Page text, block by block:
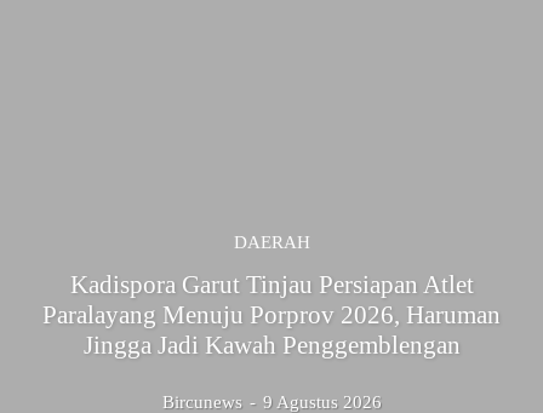
DAERAH
Kadispora Garut Tinjau Persiapan Atlet
Paralayang Menuju Porprov 2026, Haruman
Jingga Jadi Kawah Penggemblengan
Bircunews - 9 Agustus 2026